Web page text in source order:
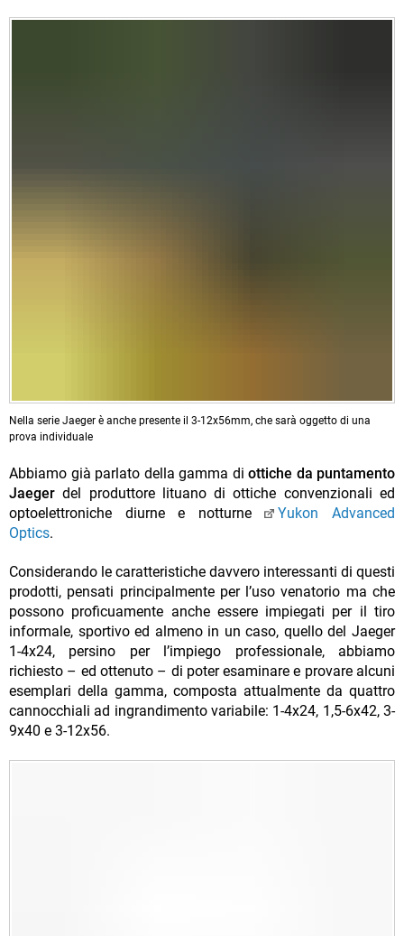
Nella serie Jaeger è anche presente il 3-12x56mm, che sarà oggetto di una
prova individuale
Abbiamo già parlato della gamma di ottiche da puntamento
Jaeger del produttore lituano di ottiche convenzionali ed
optoelettroniche diurne e notturne
Yukon Advanced
Optics.
Considerando le caratteristiche davvero interessanti di questi
prodotti, pensati principalmente per l’uso venatorio ma che
possono proficuamente anche essere impiegati per il tiro
informale, sportivo ed almeno in un caso, quello del Jaeger
1-4x24, persino per l’impiego professionale, abbiamo
richiesto – ed ottenuto – di poter esaminare e provare alcuni
esemplari della gamma, composta attualmente da quattro
cannocchiali ad ingrandimento variabile: 1-4x24, 1,5-6x42, 3-
9x40 e 3-12x56.